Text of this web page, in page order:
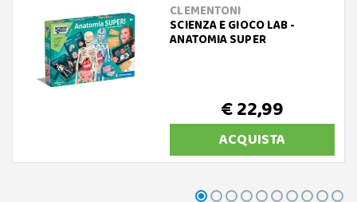
CLEMENTONI
SCIENZA E GIOCO LAB -
ANATOMIA SUPER
€ 22,99
ACQUISTA